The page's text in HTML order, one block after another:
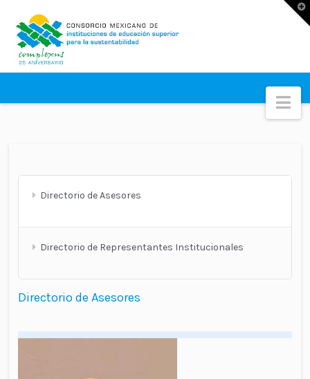
Directorio de Asesores
Directorio de Representantes Institucionales
Directorio de Asesores